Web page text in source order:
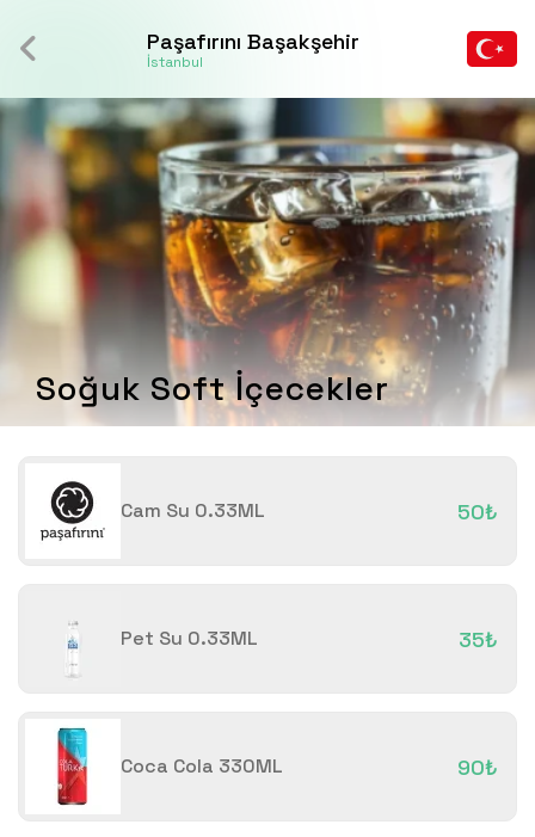
Paşafırını Başakşehir
İstanbul
Soğuk Soft İçecekler
Cam Su 0.33ML 50₺
Pet Su 0.33ML 35₺
Coca Cola 330ML 90₺